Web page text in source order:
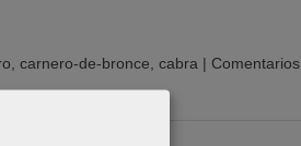
carnero-de-bronce cabra | Comentarios